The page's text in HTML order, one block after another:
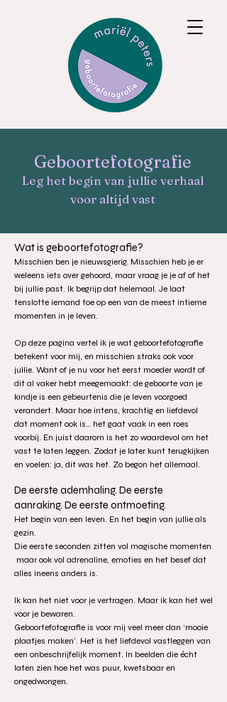
Geboortefotografie
Leg het begin van jullie verhaal
voor altijd vast
Wat is geboortefotografie?
Misschien ben je nieuwsgierig. Misschien heb je er
weleens iets over gehoord, maar vraag je je af of het
bij jullie past. Ik begrijp dat helemaal. Je laat
tenslotte iemand toe op een van de meest intieme
momenten in je leven.
Op deze pagina vertel ik je wat geboortefotografie
betekent voor mij, en misschien straks ook voor
jullie. Want of je nu voor het eerst moeder wordt of
dit al vaker hebt meegemaakt: de geboorte van je
kindje is een gebeurtenis die je leven voorgoed
verandert. Maar hoe intens, krachtig en liefdevol
dat moment ook is… het gaat vaak in een roes
voorbij. En juist daarom is het zo waardevol om het
vast te laten leggen. Zodat je later kunt terugkijken
en voelen: ja, dit was het. Zo begon het allemaal.
De eerste ademhaling. De eerste
aanraking. De eerste ontmoeting.
Het begin van een leven. En het begin van jullie als
gezin.
Die eerste seconden zitten vol magische momenten
maar ook vol adrenaline, emoties en het besef dat
alles ineens anders is.
Ik kan het niet voor je vertragen. Maar ik kan het wel
voor je bewaren.
Geboortefotografie is voor mij veel meer dan ‘mooie
plaatjes maken’. Het is het liefdevol vastleggen van
een onbeschrijfelijk moment. In beelden die écht
laten zien hoe het was puur, kwetsbaar en
ongedwongen.